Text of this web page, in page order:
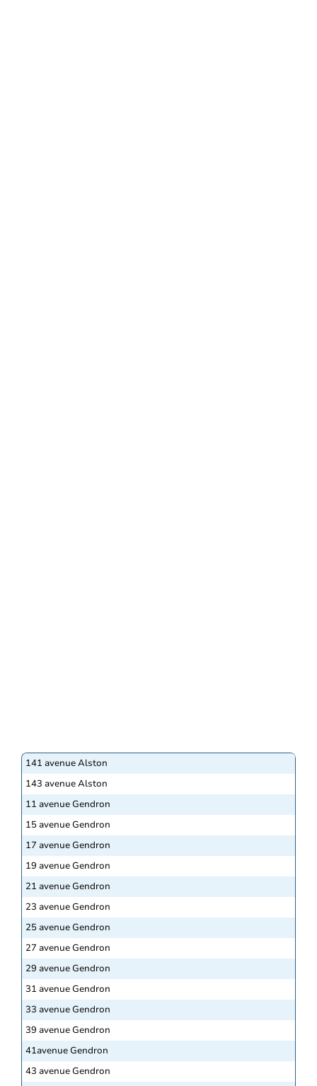
141 avenue Alston
143 avenue Alston
11 avenue Gendron
15 avenue Gendron
17 avenue Gendron
19 avenue Gendron
21 avenue Gendron
23 avenue Gendron
25 avenue Gendron
27 avenue Gendron
29 avenue Gendron
31 avenue Gendron
33 avenue Gendron
39 avenue Gendron
41avenue Gendron
43 avenue Gendron